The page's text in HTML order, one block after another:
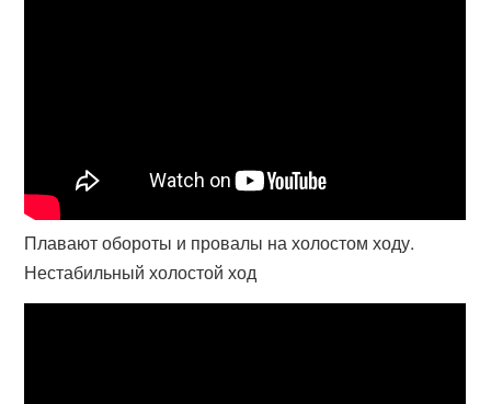
Плавают обороты и провалы на холостом ходу.
Нестабильный холостой ход